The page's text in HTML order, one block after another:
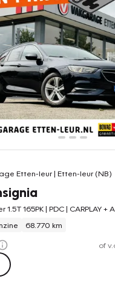
Etten-leur| Etten-leur (NB)
68.770 km
of